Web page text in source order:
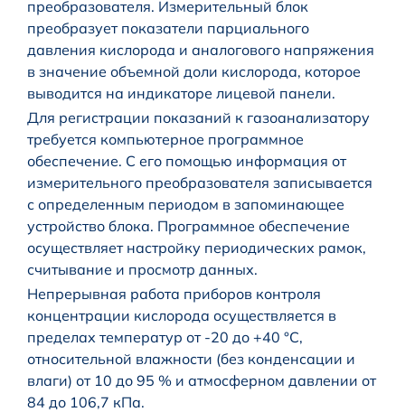
преобразователя. Измерительный блок
преобразует показатели парциального
давления кислорода и аналогового напряжения
в значение объемной доли кислорода, которое
выводится на индикаторе лицевой панели.
Для регистрации показаний к газоанализатору
требуется компьютерное программное
обеспечение. С его помощью информация от
измерительного преобразователя записывается
с определенным периодом в запоминающее
устройство блока. Программное обеспечение
осуществляет настройку периодических рамок,
считывание и просмотр данных.
Непрерывная работа приборов контроля
концентрации кислорода осуществляется в
пределах температур от -20 до +40 °С,
относительной влажности (без конденсации и
влаги) от 10 до 95 % и атмосферном давлении от
84 до 106,7 кПа.